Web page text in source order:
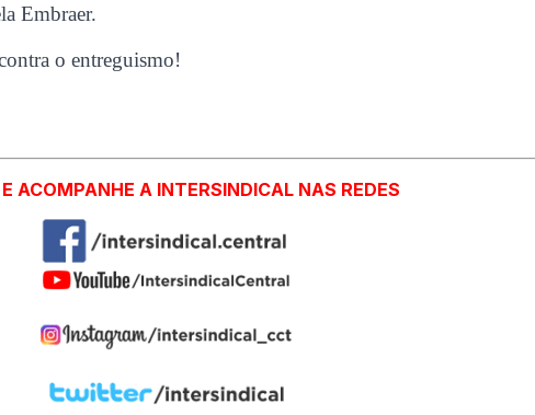
Embraer.
o entreguismo!
ACOMPANHE A INTERSINDICAL NAS REDES